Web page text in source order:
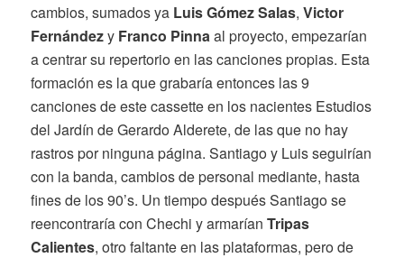
cambios, sumados ya Luis Gómez Salas, Victor
Fernándezy Franco Pinnaal proyecto, empezarían
a centrar su repertorio en las canciones propias. Esta
formación es la que grabaría entonces las 9
canciones de este cassette en los nacientes Estudios
del Jardín de Gerardo Alderete, de las que no hay
rastros por ninguna página. Santiago y Luis seguirían
con la banda, cambios de personal mediante, hasta
fines de los 90’s. Un tiempo después Santiago se
reencontraría con Chechi y armarían Tripas
Calientes, otro faltante en las plataformas, pero de